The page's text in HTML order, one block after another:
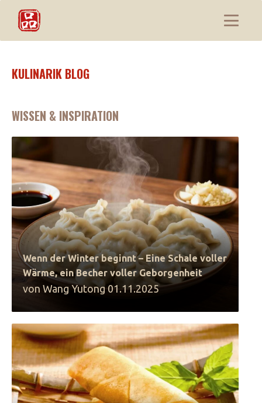
KULINARIK BLOG
WISSEN & INSPIRATION
Wenn der Winter beginnt – Eine Schale voller
Wärme, ein Becher voller Geborgenheit
von Wang Yutong 01.11.2025